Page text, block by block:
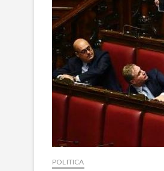
POLITICA